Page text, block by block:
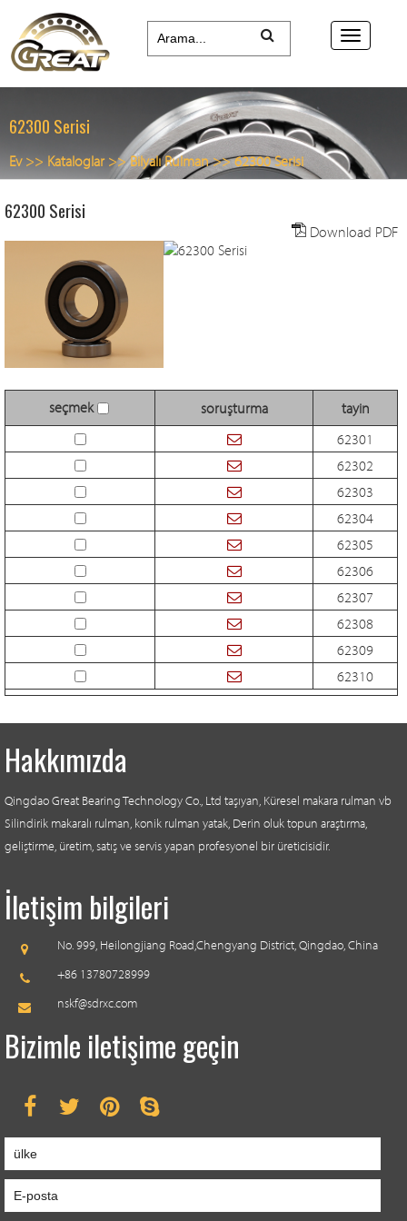
62300 Serisi
Ev >> Kataloglar >>Bilyalı Rulman>>62300 Serisi
62300 Serisi
Download PDF
seçmek soruşturma
tayin
62301
62302
62303
62304
62305
62306
62307
62308
62309
62310
Hakkımızda
Qingdao Great Bearing Technology Co., Ltd taşıyan, Küresel makara rulman vb
Silindirik makaralı rulman, konik rulman yatak, Derin oluk topun araştırma,
geliştirme, üretim, satış ve servis yapan profesyonel bir üreticisidir.
İletişim bilgileri
No. 999, Heilongjiang Road,Chengyang District, Qingdao, China
+86 13780728999
nskf@sdrxc.com
Bizimle iletişime geçin